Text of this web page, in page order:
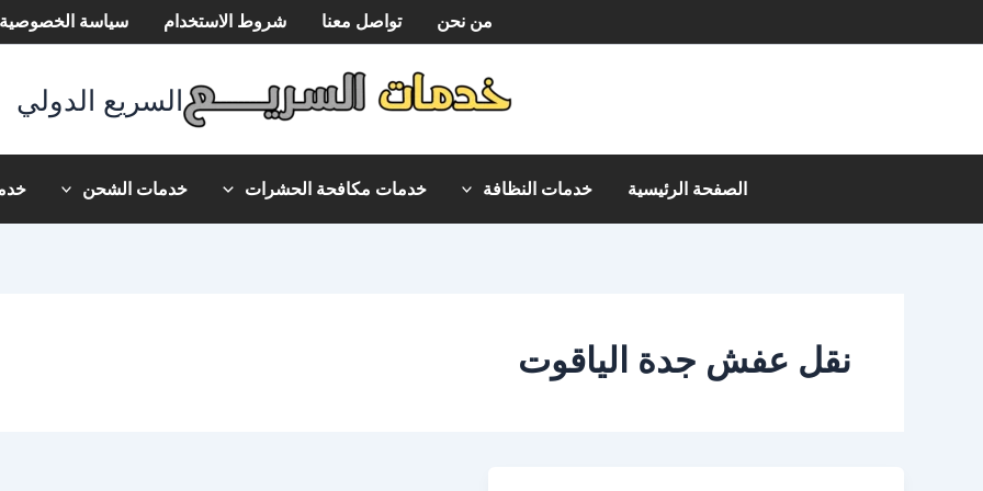
إلى
من نحن تواصل معنا شروط الاستخدام سياسة الخصوصية
السريع الدولي
الصفحة الرئيسية خدمات النظافة خدمات مكافحة الحشرات خدمات الشحن
نقل عفش جدة الياقوت